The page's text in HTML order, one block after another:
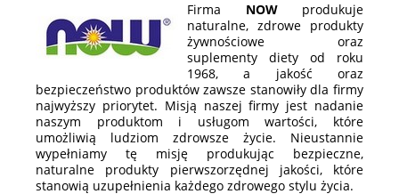
Firma NOWprodukuje
naturalne, zdrowe produkty
żywnościowe oraz
suplementy diety od roku
1968, a jakość oraz
bezpieczeństwo produktów zawsze stanowiły dla firmy
najwyższy priorytet. Misją naszej firmy jest nadanie
naszym produktom i usługom wartości, które
umożliwią ludziom zdrowsze życie. Nieustannie
wypełniamy tę misję produkując bezpieczne,
naturalne produkty pierwszorzędnej jakości, które
stanowią uzupełnienia każdego zdrowego stylu życia.